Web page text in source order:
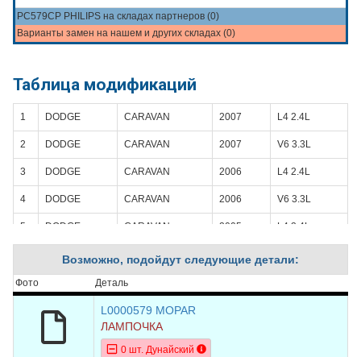
PC579CP PHILIPS на складах партнеров (0)
Варианты замен на нашем и других складах (0)
Таблица модификаций
1 DODGE CARAVAN 2007 L4 2.4L
2 DODGE CARAVAN 2007 V6 3.3L
3 DODGE CARAVAN 2006 L4 2.4L
4 DODGE CARAVAN 2006 V6 3.3L
5 DODGE CARAVAN 2005 L4 2.4L
DODGE CARAVAN
7 CARAVAN
DODGE CARAVAN
CARAVAN
Возможно, подойдут следующие детали:
Фото Деталь
L0000579 MOPAR
ЛАМПОЧКА
0 шт. Дунайский